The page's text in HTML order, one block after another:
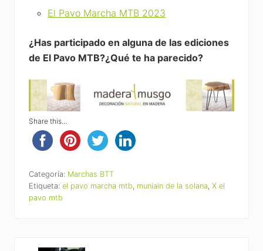
El Pavo Marcha MTB 2023
¿Has participado en alguna de las ediciones
de El Pavo MTB?¿Qué te ha parecido?
Share this...
Categoría: Marchas BTT
Etiqueta: el pavo marcha mtb, muniain de la solana, X el
pavo mtb